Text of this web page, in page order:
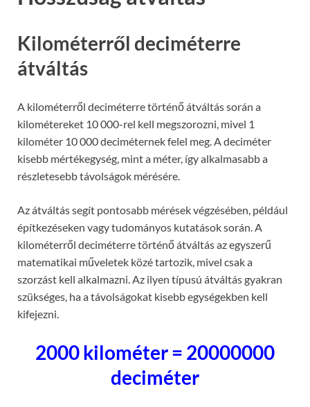
Kilométerről deciméterre
átváltás
A kilométerről deciméterre történő átváltás során a
kilométereket 10 000-rel kell megszorozni, mivel 1
kilométer 10 000 deciméternek felel meg. A deciméter
kisebb mértékegység, mint a méter, így alkalmasabb a
részletesebb távolságok mérésére.
Az átváltás segít pontosabb mérések végzésében, például
építkezéseken vagy tudományos kutatások során. A
kilométerről deciméterre történő átváltás az egyszerű
matematikai műveletek közé tartozik, mivel csak a
szorzást kell alkalmazni. Az ilyen típusú átváltás gyakran
szükséges, ha a távolságokat kisebb egységekben kell
kifejezni.
2000 kilométer = 20000000
deciméter